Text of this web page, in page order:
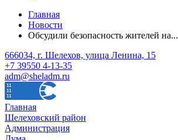
Главная
Новости
Обсудили безопасность жителей на...
666034, г. Шелехов, улица Ленина, 15
+7 39550 4-13-35
adm@sheladm.ru
Главная
Шелеховский район
Администрация